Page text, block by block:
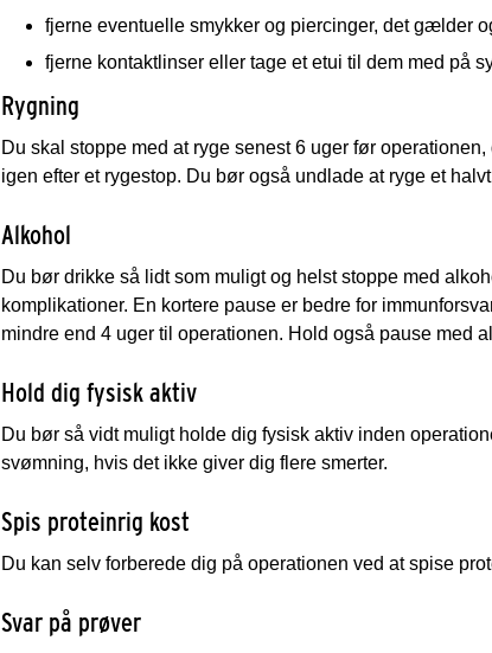
fjerne eventuelle smykker og piercinger, det gælder
fjerne kontaktlinser eller tage et etui til dem med på
Rygning
Du skal stoppe med at ryge senest 6 uger før
igen efter et rygestop. Du bør også undlade at ryge et
Alkohol
Du bør drikke så lidt som muligt og helst stoppe med
komplikationer. En kortere pause er bedre for
mindre end 4 uger til operationen. Hold også pause med
Hold dig fysisk aktiv
Du bør så vidt muligt holde dig fysisk aktiv inden
svømning, hvis det ikke giver dig flere smerter.
Spis proteinrig kost
Du kan selv forberede dig på operationen ved at spise
Svar på prøver